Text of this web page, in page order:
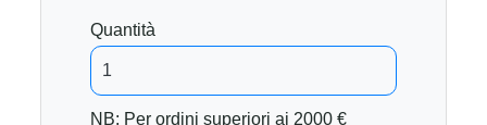
Quantità
NB: Per ordini superiori ai 2000 €